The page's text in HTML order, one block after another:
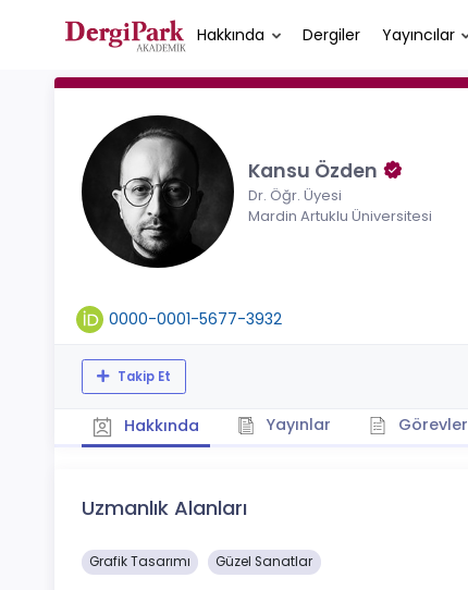
Hakkında Dergiler Yayıncılar
Kansu Özden
Dr. Öğr. Üyesi
Mardin Artuklu Üniversitesi
0000-0001-5677-3932
Takip Et
Hakkında Yayınlar Görevler
Uzmanlık Alanları
Grafik Tasarımı Güzel Sanatlar